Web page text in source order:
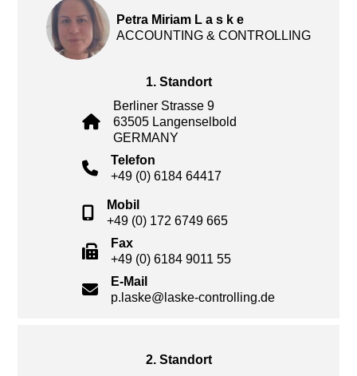
Petra Miriam L a s k e
ACCOUNTING & CONTROLLING
1. Standort
Berliner Strasse 9
63505 Langenselbold
GERMANY
Telefon
+49 (0) 6184 64417
Mobil
+49 (0) 172 6749 665
Fax
+49 (0) 6184 9011 55
E-Mail
p.laske@laske-controlling.de
2. Standort